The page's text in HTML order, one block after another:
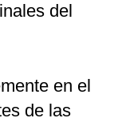
del
en el
de las